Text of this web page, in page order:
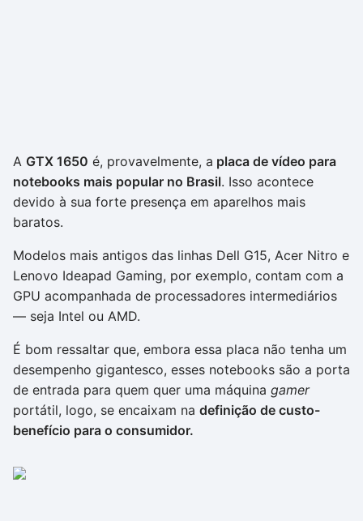
A GTX 1650 é, provavelmente, a placa de vídeo para
notebooks mais popular no Brasil. Isso acontece
devido à sua forte presença em aparelhos mais
baratos.
Modelos mais antigos das linhas Dell G15, Acer Nitro e
Lenovo Ideapad Gaming, por exemplo, contam com a
GPU acompanhada de processadores intermediários
— seja Intel ou AMD.
É bom ressaltar que, embora essa placa não tenha um
desempenho gigantesco, esses notebooks são a porta
de entrada para quem quer uma máquina gamer
portátil, logo, se encaixam na definição de custo-
benefício para o consumidor.